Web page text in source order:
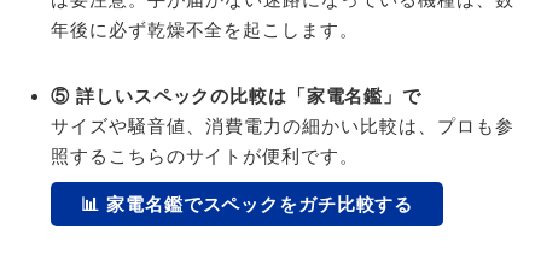
年後に必ず乾燥不全を起こします。
⑤ 詳しいスペックの比較は「家電名鑑」で
サイズや騒音値、消費電力の細かい比較は、プロも参
照するこちらのサイトが便利です。
📊 家電名鑑でスペックをガチ比較する